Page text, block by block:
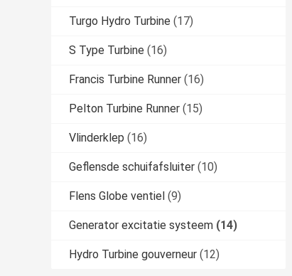
Turgo Hydro Turbine (17)
S Type Turbine (16)
Francis Turbine Runner (16)
Pelton Turbine Runner (15)
Vlinderklep (16)
Geflensde schuifafsluiter (10)
Flens Globe ventiel (9)
Generator excitatie systeem (14)
Hydro Turbine gouverneur (12)